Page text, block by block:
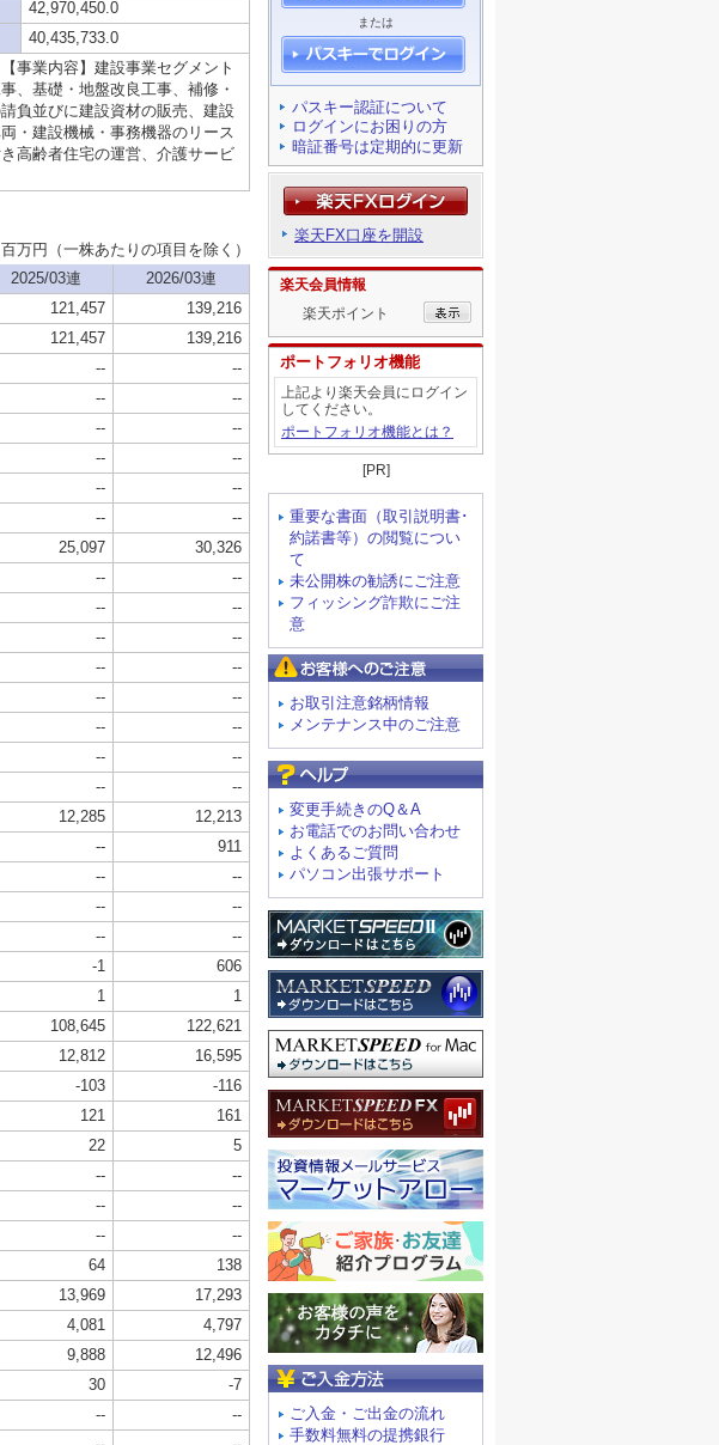
または
パスキー認証について
ログインにお困りの方
暗証番号は定期的に更新
楽天FX口座を開設
楽天会員情報
楽天ポイント
ポートフォリオ機能
上記より楽天会員にログイン
してください。
ポートフォリオ機能とは？
[PR]
重要な書面（取引説明書･
約諾書等）の閲覧につい
て
未公開株の勧誘にご注意
フィッシング詐欺にご注
意
お取引注意銘柄情報
メンテナンス中のご注意
変更手続きのQ＆A
お電話でのお問い合わせ
よくあるご質問
パソコン出張サポート
ご入金・ご出金の流れ
手数料無料の提携銀行